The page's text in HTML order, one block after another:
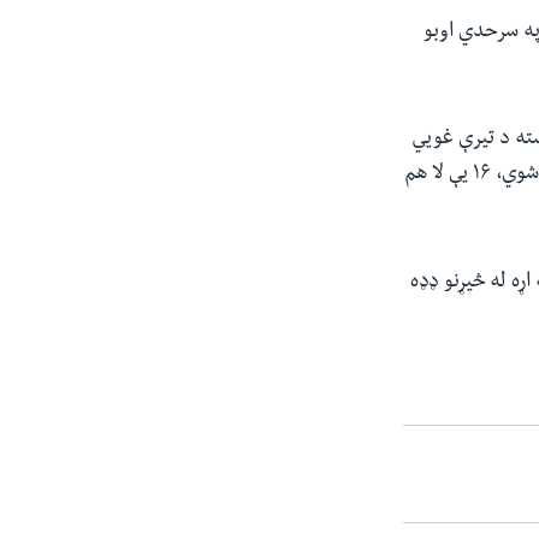
سرحدي اوبو
د تیرې غويي
میاشتې پر۲۸مه امریکا غږ ته وویل چې د ۴۶ افغان کډوالو له شمېرې د ۱۲ تنو مړي موندل شوي، ۱۶ یې لا هم
له څيړنو ډډه